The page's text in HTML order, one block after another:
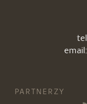
email:
PARTNERZY